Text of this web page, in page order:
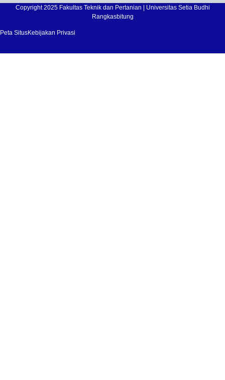
Copyright 2025 Fakultas Teknik dan Pertanian | Universitas Setia Budhi
Rangkasbitung
Peta SitusKebijakan Privasi